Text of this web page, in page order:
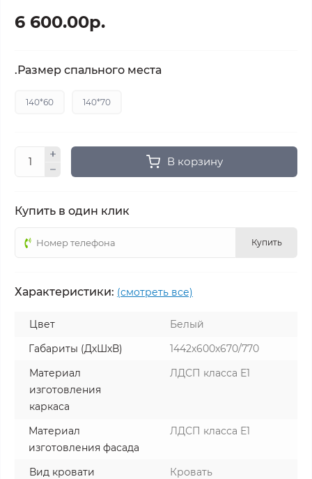
6 600.00р.
.Размер спального места
140*60 140*70
В корзину
Купить в один клик
Купить
Характеристики: (смотреть все)
Цвет
Белый
Габариты (ДхШхВ)
1442х600х670/770
Материал
изготовления
каркаса
ЛДСП класса Е1
Материал
изготовления фасада
ЛДСП класса Е1
Вид кровати Кровать